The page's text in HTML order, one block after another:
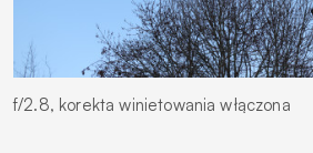
f/2.8, korekta winietowania włączona